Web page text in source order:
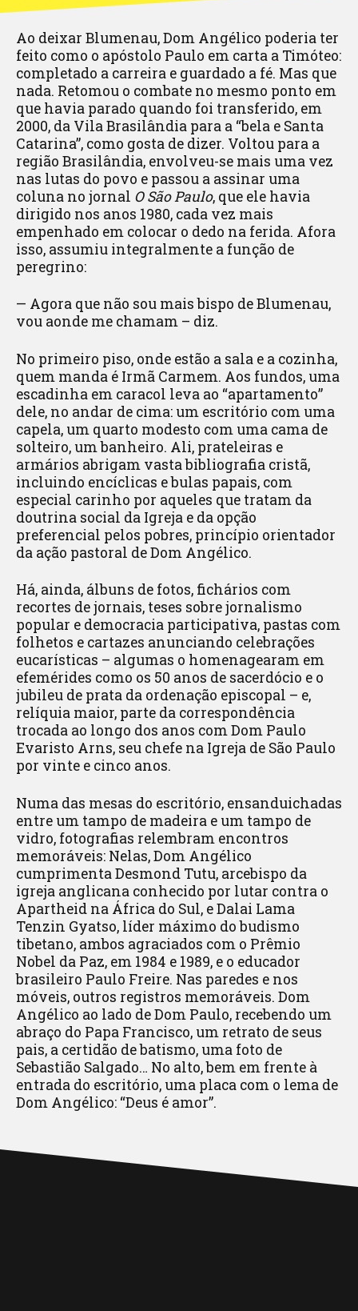
Ao deixar Blumenau, Dom Angélico poderia ter
feito como o apóstolo Paulo em carta a Timóteo:
completado a carreira e guardado a fé. Mas que
nada. Retomou o combate no mesmo ponto em
que havia parado quando foi transferido, em
2000, da Vila Brasilândia para a “bela e Santa
Catarina”, como gosta de dizer. Voltou para a
região Brasilândia, envolveu-se mais uma vez
nas lutas do povo e passou a assinar uma
coluna no jornal O São Paulo, que ele havia
dirigido nos anos 1980, cada vez mais
empenhado em colocar o dedo na ferida. Afora
isso, assumiu integralmente a função de
peregrino:
— Agora que não sou mais bispo de Blumenau,
vou aonde me chamam – diz.
No primeiro piso, onde estão a sala e a cozinha,
quem manda é Irmã Carmem. Aos fundos, uma
escadinha em caracol leva ao “apartamento”
dele, no andar de cima: um escritório com uma
capela, um quarto modesto com uma cama de
solteiro, um banheiro. Ali, prateleiras e
armários abrigam vasta bibliografia cristã,
incluindo encíclicas e bulas papais, com
especial carinho por aqueles que tratam da
doutrina social da Igreja e da opção
preferencial pelos pobres, princípio orientador
da ação pastoral de Dom Angélico.
Há, ainda, álbuns de fotos, fichários com
recortes de jornais, teses sobre jornalismo
popular e democracia participativa, pastas com
folhetos e cartazes anunciando celebrações
eucarísticas – algumas o homenagearam em
efemérides como os 50 anos de sacerdócio e o
jubileu de prata da ordenação episcopal – e,
relíquia maior, parte da correspondência
trocada ao longo dos anos com Dom Paulo
Evaristo Arns, seu chefe na Igreja de São Paulo
por vinte e cinco anos.
Numa das mesas do escritório, ensanduichadas
entre um tampo de madeira e um tampo de
vidro, fotografias relembram encontros
memoráveis: Nelas, Dom Angélico
cumprimenta Desmond Tutu, arcebispo da
igreja anglicana conhecido por lutar contra o
Apartheid na África do Sul, e Dalai Lama
Tenzin Gyatso, líder máximo do budismo
tibetano, ambos agraciados com o Prêmio
Nobel da Paz, em 1984 e 1989, e o educador
brasileiro Paulo Freire. Nas paredes e nos
móveis, outros registros memoráveis. Dom
Angélico ao lado de Dom Paulo, recebendo um
abraço do Papa Francisco, um retrato de seus
pais, a certidão de batismo, uma foto de
Sebastião Salgado… No alto, bem em frente à
entrada do escritório, uma placa com o lema de
Dom Angélico: “Deus é amor”.